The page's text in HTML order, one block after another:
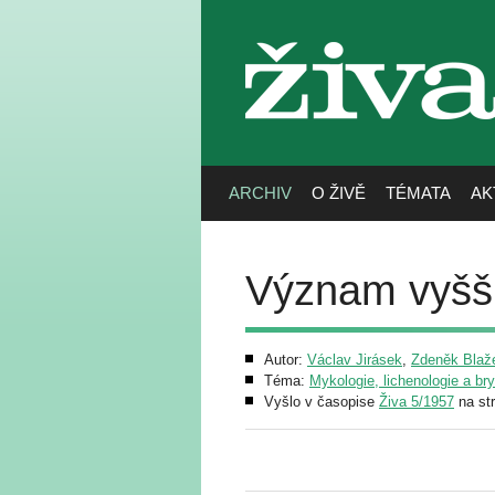
živa
ARCHIV O ŽIVĚ TÉMATA
Význam
Autor: Václav Jirásek, Zdeněk
Téma: Mykologie, lichenologie a
Vyšlo v časopise Živa 5/1957 na